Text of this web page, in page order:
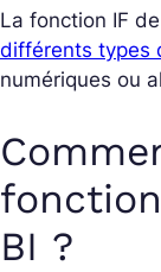
La fonction IF
différents types
numériques ou
BI ?